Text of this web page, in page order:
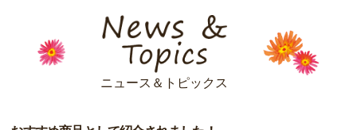
ニュース＆トピックス